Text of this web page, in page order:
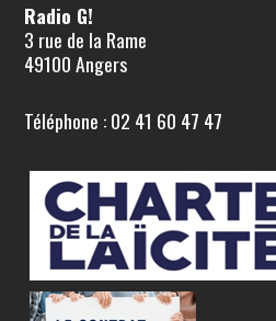
Radio G!
3 rue de la Rame
49100 Angers
Téléphone : 02 41 60 47 47